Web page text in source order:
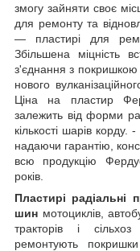
змогу зайняти своє
для ремонту та
— пластирі для
Збільшена міцність
з'єднання з покришкою
нового
Ціна на пластир
залежить від форми
кількості шарів
надаючи гарантію,
всю продукцію
років.
Пластирі радіальні
шин мотоциклів,
тракторів і
ремонтують